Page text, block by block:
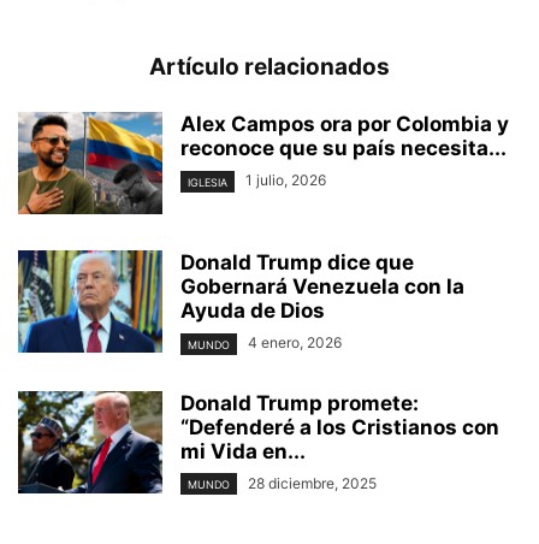
Artículo relacionados
Alex Campos ora por Colombia y
reconoce que su país necesita...
IGLESIA 1 julio, 2026
Donald Trump dice que
Gobernará Venezuela con la
Ayuda de Dios
MUNDO 4 enero, 2026
Donald Trump promete:
“Defenderé a los Cristianos con
mi Vida en...
MUNDO 28 diciembre, 2025